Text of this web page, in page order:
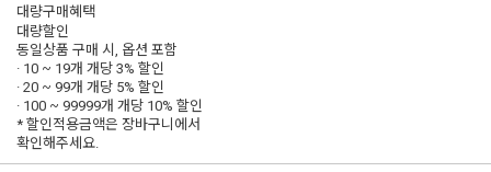
대량구매혜택
대량할인
동일상품 구매 시, 옵션 포함
· 10 ~ 19개 개당3% 할인
· 20 ~ 99개 개당 5% 할인
· 100 ~ 99999개 개당 10% 할인
* 할인적용금액은 장바구니에서
확인해주세요.